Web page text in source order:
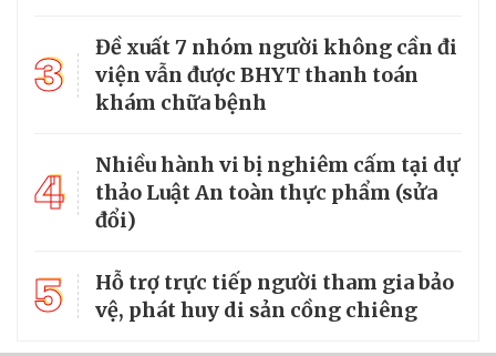
3
Đề xuất 7 nhóm người không cần đi
viện vẫn được BHYT thanh toán
khám chữa bệnh
4
Nhiều hành vi bị nghiêm cấm tại dự
thảo Luật An toàn thực phẩm (sửa
đổi)
5
Hỗ trợ trực tiếp người tham gia bảo
vệ, phát huy di sản cồng chiêng